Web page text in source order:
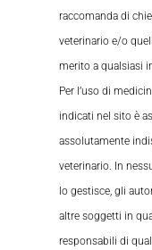
raccomanda di
veterinario e/o
merito a qualsiasi
Per l’uso di
indicati nel sito è
assolutamente
veterinario. In
lo gestisce, gli
altre soggetti in
responsabili di